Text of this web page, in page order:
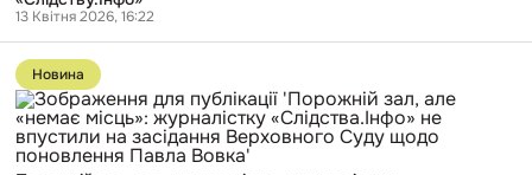
відряджень
літав
Європою
на
приватному
літаку,
програв
суд
13 Квітня 2026, 16:22
Перейти
до
публікації
Порожній
зал,
але
«немає
Новина